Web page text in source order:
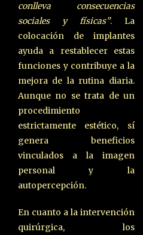
conlleva consecuencias
sociales y físicas”. La
colocación de implantes
ayuda a restablecer estas
funciones y contribuye a la
mejora de la rutina diaria.
Aunque no se trata de un
procedimiento
estrictamente estético, sí
genera beneficios
vinculados a la imagen
personal y la
autopercepción.
En cuanto a la intervención
quirúrgica, los